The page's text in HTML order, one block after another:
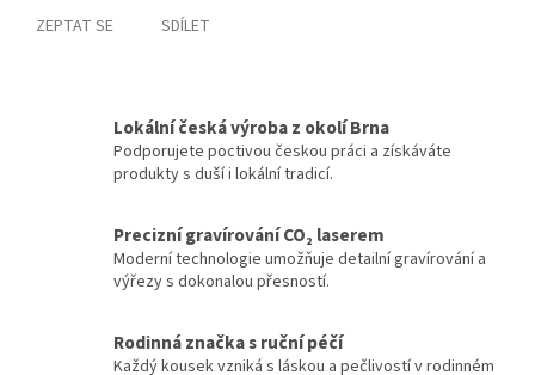
ZEPTAT SE SDÍLET
Lokální česká výroba z okolí Brna
Podporujete poctivou českou práci a získáváte
produkty s duší i lokální tradicí.
Precizní gravírování CO₂ laserem
Moderní technologie umožňuje detailní gravírování a
výřezy s dokonalou přesností.
Rodinná značka s ruční péčí
Každý kousek vzniká s láskou a pečlivostí v rodinném